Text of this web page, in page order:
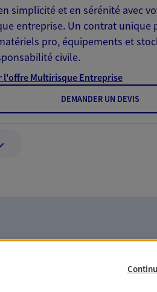
simplicité et en sérénité avec
entreprise. Un contrat unique
pro, équipements et
civile.
l'offre Multirisque Entreprise
DEMANDER UN DEVIS